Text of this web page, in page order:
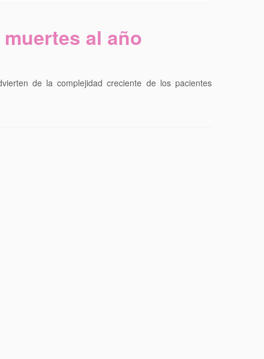
al año
de la complejidad creciente de los pacientes